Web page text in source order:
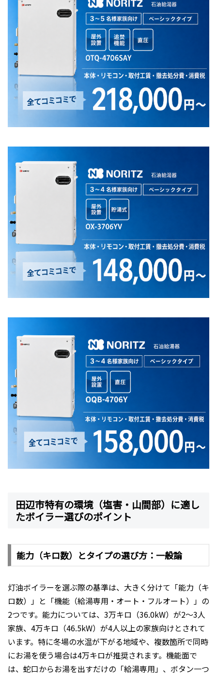
田辺市特有の環境（塩害・山間部）に適し
たボイラー選びのポイント
能力（キロ数）とタイプの選び方：一般論
灯油ボイラーを選ぶ際の基準は、大きく分けて「能力（キ
ロ数）」と「機能（給湯専用・オート・フルオート）」の
2つです。能力については、3万キロ（36.0kW）が2〜3人
家族、4万キロ（46.5kW）が4人以上の家族向けとされて
います。特に冬場の水温が下がる地域や、複数箇所で同時
にお湯を使う場合は4万キロが推奨されます。機能面で
は、蛇口からお湯を出すだけの「給湯専用」、ボタン一つ